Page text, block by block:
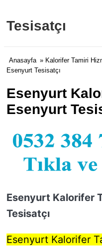
Tesisatçı
Anasayfa » Kalorifer Tamiri
Esenyurt Tesisatçı
Esenyurt
Esenyurt
Esenyurt Kalorifer
Tesisatçı
Esenyurt Kalorifer